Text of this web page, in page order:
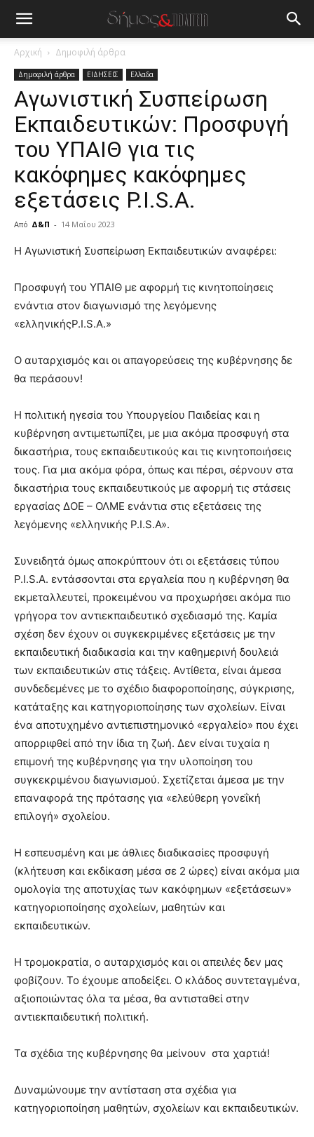
Αρχική Δημοφιλή άρθρα
Δημοφιλή άρθρα ΕΙΔΗΣΕΙΣ Ελλαδα
Αγωνιστική Συσπείρωση
Εκπαιδευτικών: Προσφυγή
του ΥΠΑΙΘ για τις
κακόφημες κακόφημες
εξετάσεις P.I.S.A.
Από Δ&Π - 14 Μαΐου 2023
blonde
hot
cam
show.desi
lyons
teaches
the
meaning
of
pain.
pornhun
hd
Η Αγωνιστική Συσπείρωση Εκπαιδευτικών αναφέρει:
Προσφυγή του ΥΠΑΙΘ με αφορμή τις κινητοποίησεις
ενάντια στον διαγωνισμό της λεγόμενης
«ελληνικήςP.I.S.A.»
Ο αυταρχισμός και οι απαγορεύσεις της κυβέρνησης δε
θα περάσουν!
Η πολιτική ηγεσία του Υπουργείου Παιδείας και η
κυβέρνηση αντιμετωπίζει, με μια ακόμα προσφυγή στα
δικαστήρια, τους εκπαιδευτικούς και τις κινητοποιήσεις
τους. Για μια ακόμα φόρα, όπως και πέρσι, σέρνουν στα
δικαστήρια τους εκπαιδευτικούς με αφορμή τις στάσεις
εργασίας ΔΟΕ – ΟΛΜΕ ενάντια στις εξετάσεις της
λεγόμενης «ελληνικής P.I.S.A».
Συνειδητά όμως αποκρύπτουν ότι οι εξετάσεις τύπου
P.I.S.A. εντάσσονται στα εργαλεία που η κυβέρνηση θα
εκμεταλλευτεί, προκειμένου να προχωρήσει ακόμα πιο
γρήγορα τον αντιεκπαιδευτικό σχεδιασμό της. Καμία
σχέση δεν έχουν οι συγκεκριμένες εξετάσεις με την
εκπαιδευτική διαδικασία και την καθημερινή δουλειά
των εκπαιδευτικών στις τάξεις. Αντίθετα, είναι άμεσα
συνδεδεμένες με το σχέδιο διαφοροποίησης, σύγκρισης,
κατάταξης και κατηγοριοποίησης των σχολείων. Είναι
ένα αποτυχημένο αντιεπιστημονικό «εργαλείο» που έχει
απορριφθεί από την ίδια τη ζωή. Δεν είναι τυχαία η
επιμονή της κυβέρνησης για την υλοποίηση του
συγκεκριμένου διαγωνισμού. Σχετίζεται άμεσα με την
επαναφορά της πρότασης για «ελεύθερη γονεΐκή
επιλογή» σχολείου.
Η εσπευσμένη και με άθλιες διαδικασίες προσφυγή
(κλήτευση και εκδίκαση μέσα σε 2 ώρες) είναι ακόμα μια
ομολογία της αποτυχίας των κακόφημων «εξετάσεων»
κατηγοριοποίησης σχολείων, μαθητών και
εκπαιδευτικών.
Η τρομοκρατία, ο αυταρχισμός και οι απειλές δεν μας
φοβίζουν. Το έχουμε αποδείξει. Ο κλάδος συντεταγμένα,
αξιοποιώντας όλα τα μέσα, θα αντισταθεί στην
αντιεκπαιδευτική πολιτική.
Τα σχέδια της κυβέρνησης θα μείνουν στα χαρτιά!
Δυναμώνουμε την αντίσταση στα σχέδια για
κατηγοριοποίηση μαθητών, σχολείων και εκπαιδευτικών.